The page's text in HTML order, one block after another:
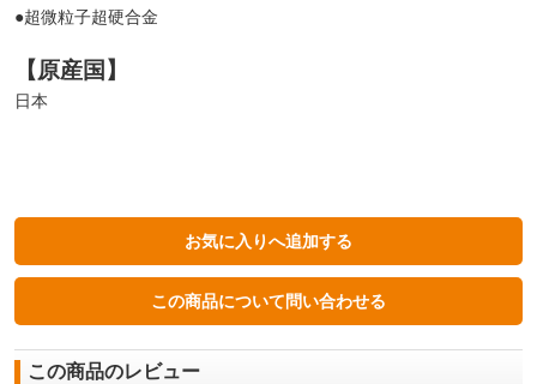
●超微粒子超硬合金
【原産国】
日本
この商品のレビュー